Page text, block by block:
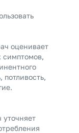
оценивает
симптомов,